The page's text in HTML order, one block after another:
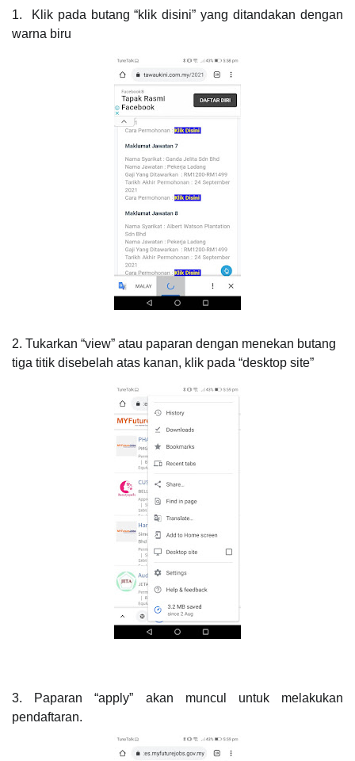
1. Klik pada butang “klik disini” yang ditandakan dengan
warna biru
2. Tukarkan “view” atau paparan dengan menekan butang
tiga titik disebelah atas kanan, klik pada “desktop site”
3. Paparan “apply” akan muncul untuk melakukan
pendaftaran.